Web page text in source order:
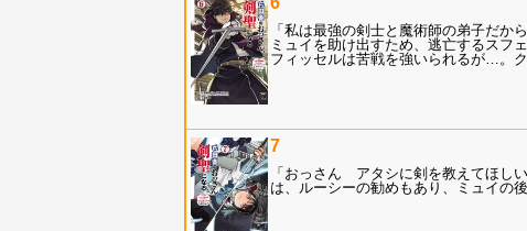
「私は最強の剣士と魔術師の弟子だ
ミュイを助け出すため、逃亡するスフ
フィッセルは苦戦を強いられるが…。
7
「おっさん アタシに剣を教えてほし
は、ルーシーの勧めもあり、ミュイの